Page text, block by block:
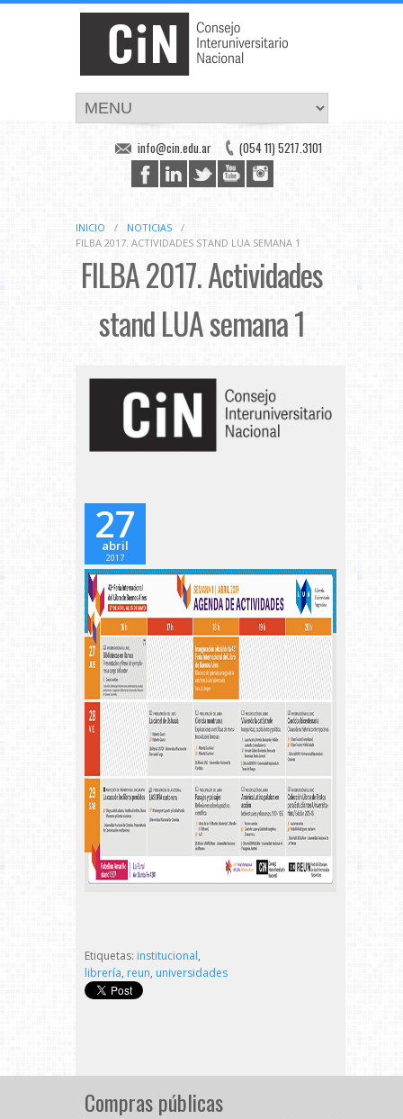
(054 11) 5217.3101
info@cin.edu.ar
INICIO / NOTICIAS
/
FILBA 2017. ACTIVIDADES STAND LUA SEMANA 1
FILBA 2017. Actividades
stand LUA semana 1
27
abril
2017
Etiquetas: institucional,
librería, reun, universidades
Compras públicas